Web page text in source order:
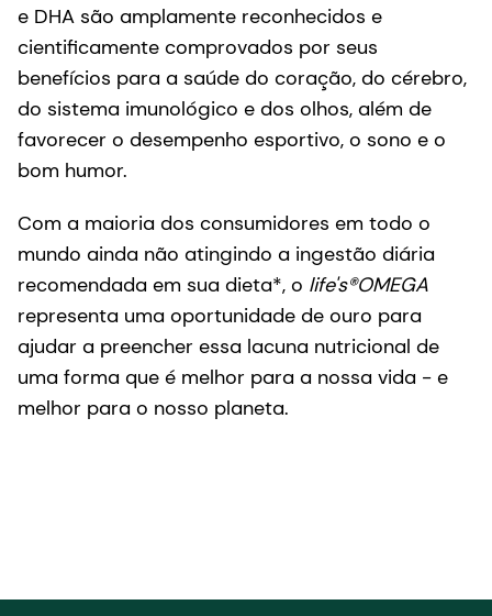
e DHA são amplamente reconhecidos e
cientificamente comprovados por seus
benefícios para a saúde do coração, do cérebro,
do sistema imunológico e dos olhos, além de
favorecer o desempenho esportivo, o sono e o
bom humor.
Com a maioria dos consumidores em todo o
mundo ainda não atingindo a ingestão diária
recomendada em sua dieta*, o life's®OMEGA
representa uma oportunidade de ouro para
ajudar a preencher essa lacuna nutricional de
uma forma que é melhor para a nossa vida - e
melhor para o nosso planeta.